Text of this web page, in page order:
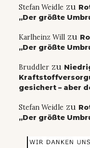
Stefan Weidle zu
„Der größte
Karlheinz Will zu
„Der größte
Bruddler zu
gesichert – aber
Stefan Weidle zu
„Der größte